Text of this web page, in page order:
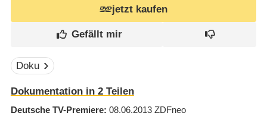
jetzt kaufen
Doku
Dokumentation in 2 Teilen
Deutsche TV-Premiere 08.06.2013 ZDFneo